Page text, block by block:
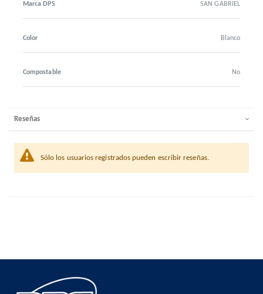
Marca DPS SAN GABRIEL
Color Blanco
Compostable No
Reseñas
Sólo los usuarios registrados pueden escribir reseñas.